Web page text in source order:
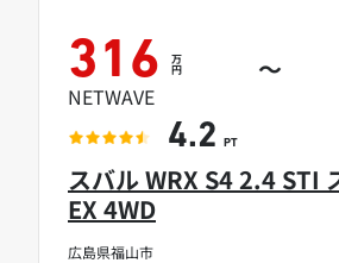
広島県福山市
スバル WRX S4 2.4 STI
EX 4WD
316 万
円 ～
NETWAVE
4.2 PT